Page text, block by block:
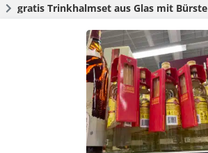
gratis Trinkhalmset aus Glas mit Bürste beim